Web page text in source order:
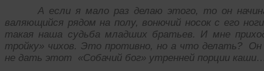
А если я мало раз делаю этого, то он
валяющийся рядом на полу, вонючий носок с его
такая наша судьба младших братьев. И мне
тройку» чихов. Это противно, но а что делать?
не дать этот «Собачий бог» утренней порции